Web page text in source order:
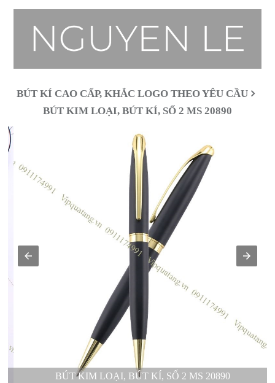
BÚT KÍ CAO CẤP, KHẮC LOGO THEO YÊU CẦU
BÚT KIM LOẠI, BÚT KÍ, SỐ 2 MS 20890
BÚT KIM LOẠI, BÚT KÍ, SỐ 2 MS 20890